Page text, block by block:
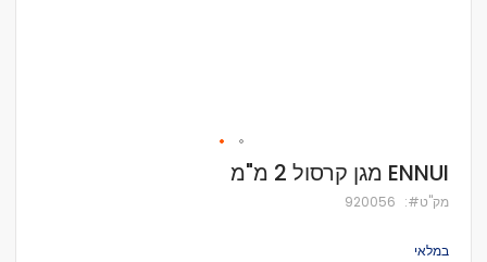
לדלג
להתחלה
של
ENNUI מגן קרסול 2 מ"מ
מק''ט 920056
במלאי